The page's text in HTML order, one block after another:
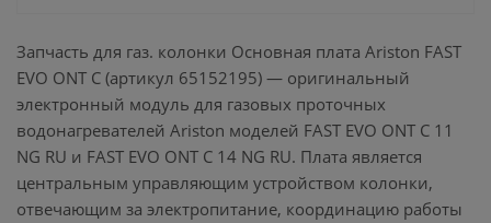
Запчасть для газ. колонки Основная плата Ariston FAST
EVO ONT C (артикул 65152195) — оригинальный
электронный модуль для газовых проточных
водонагревателей Ariston моделей FAST EVO ONT C 11
NG RU и FAST EVO ONT C 14 NG RU. Плата является
центральным управляющим устройством колонки,
отвечающим за электропитание, координацию работы